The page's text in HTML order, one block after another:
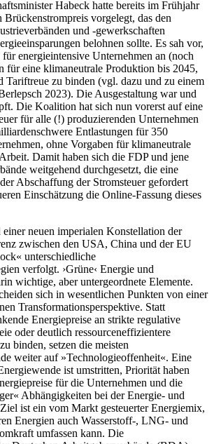
Habeck hatte bereits im Frühjahr
vorgelegt, das den
und -gewerkschaften
belohnen sollte. Es sah vor,
energieintensive Unternehmen an (noch
für eine klimaneutrale Produktion bis 2045,
Tariftreue zu binden (vgl. dazu und zu einem
2023). Die Ausgestaltung war und
Die Koalition hat sich nun vorerst auf eine
für alle (!) produzierenden Unternehmen
Entlastungen für 350
ohne Vorgaben für klimaneutrale
Damit haben sich die FDP und jene
weitgehend durchgesetzt, die eine
Abschaffung der Stromsteuer gefordert
Einschätzung die Online-Fassung dieses
neuen imperialen Konstellation der
zwischen den USA, China und der EU
unterschiedliche
verfolgt. ›Grüne‹ Energie und
wichtige, aber untergeordnete Elemente.
sich in wesentlichen Punkten von einer
Transformationsperspektive. Statt
Energiepreise an strikte regulative
oder deutlich ressourceneffizientere
binden, setzen die meisten
weiter auf »Technologieoffenheit«. Eine
ist umstritten, Priorität haben
für die Unternehmen und die
Abhängigkeiten bei der Energie- und
ist ein vom Markt gesteuerter Energiemix,
Energien auch Wasserstoff-, LNG- und
umfassen kann. Die